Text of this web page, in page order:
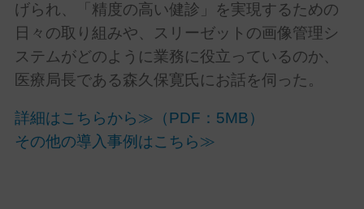
げられ、「精度の高い健診」を実現するための
日々の取り組みや、スリーゼットの画像管理シ
ステムがどのように業務に役立っているのか、
医療局長である森久保寛氏にお話を伺った。
詳細はこちらから≫（PDF：5MB）
その他の導入事例はこちら≫